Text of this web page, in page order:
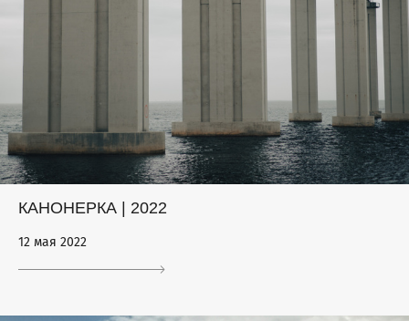
КАНОНЕРКА | 2022
12 мая 2022